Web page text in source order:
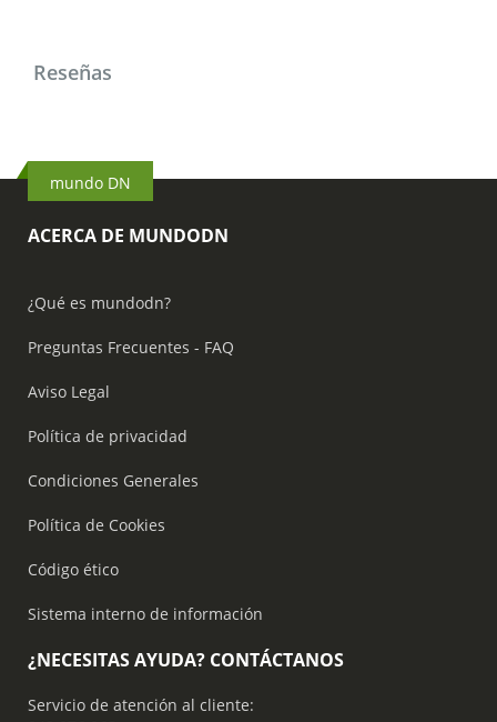
Reseñas
mundo DN
ACERCA DE MUNDODN
¿Qué es mundodn?
Preguntas Frecuentes - FAQ
Aviso Legal
Política de privacidad
Condiciones Generales
Política de Cookies
Código ético
Sistema interno de información
¿NECESITAS AYUDA? CONTÁCTANOS
Servicio de atención al cliente: